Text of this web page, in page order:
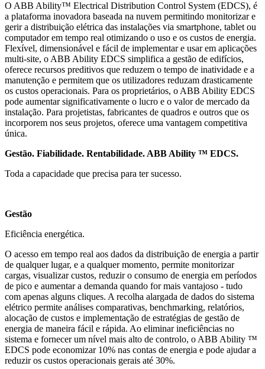
O ABB Ability™ Electrical Distribution Control System (EDCS), é
a plataforma inovadora baseada na nuvem permitindo monitorizar e
gerir a distribuição elétrica das instalações via smartphone, tablet ou
computador em tempo real otimizando o uso e os custos de energia.
Flexível, dimensionável e fácil de implementar e usar em aplicações
multi-site, o ABB Ability EDCS simplifica a gestão de edifícios,
oferece recursos preditivos que reduzem o tempo de inatividade e a
manutenção e permitem que os utilizadores reduzam drasticamente
os custos operacionais. Para os proprietários, o ABB Ability EDCS
pode aumentar significativamente o lucro e o valor de mercado da
instalação. Para projetistas, fabricantes de quadros e outros que os
incorporem nos seus projetos, oferece uma vantagem competitiva
única.
Gestão. Fiabilidade. Rentabilidade. ABB Ability ™ EDCS.
Toda a capacidade que precisa para ter sucesso.
Gestão
Eficiência energética.
O acesso em tempo real aos dados da distribuição de energia a partir
de qualquer lugar, e a qualquer momento, permite monitorizar
cargas, visualizar custos, reduzir o consumo de energia em períodos
de pico e aumentar a demanda quando for mais vantajoso - tudo
com apenas alguns cliques. A recolha alargada de dados do sistema
elétrico permite análises comparativas, benchmarking, relatórios,
alocação de custos e implementação de estratégias de gestão de
energia de maneira fácil e rápida. Ao eliminar ineficiências no
sistema e fornecer um nível mais alto de controlo, o ABB Ability ™
EDCS pode economizar 10% nas contas de energia e pode ajudar a
reduzir os custos operacionais gerais até 30%.